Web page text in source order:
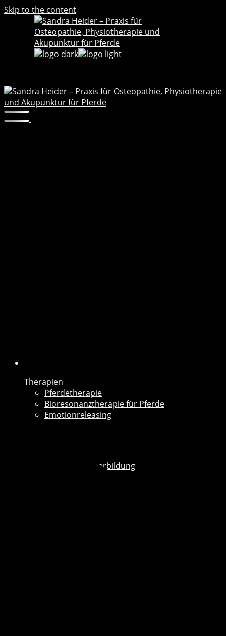
Skip to the content
Aus- & Weiterbildung
Therapien
Pferdetherapie
Bioresonanztherapie für Pferde
Emotionreleasing